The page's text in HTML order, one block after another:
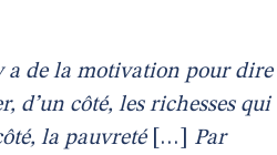
a de la motivation pour dire
d’un côté, les richesses qui
la pauvreté[…] Par